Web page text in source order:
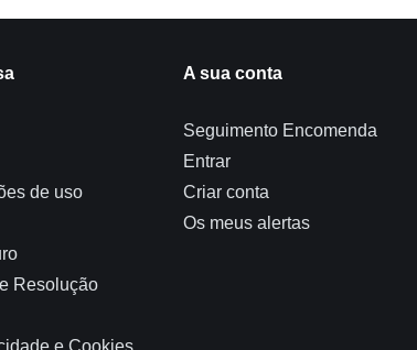
de uso
Resolução
e Cookies
A sua conta
Seguimento Encomenda
Entrar
Criar conta
Os meus alertas